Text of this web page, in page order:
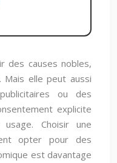
des causes nobles,
Mais elle peut aussi
ou des
explicite
Choisir une
opter pour des
est davantage